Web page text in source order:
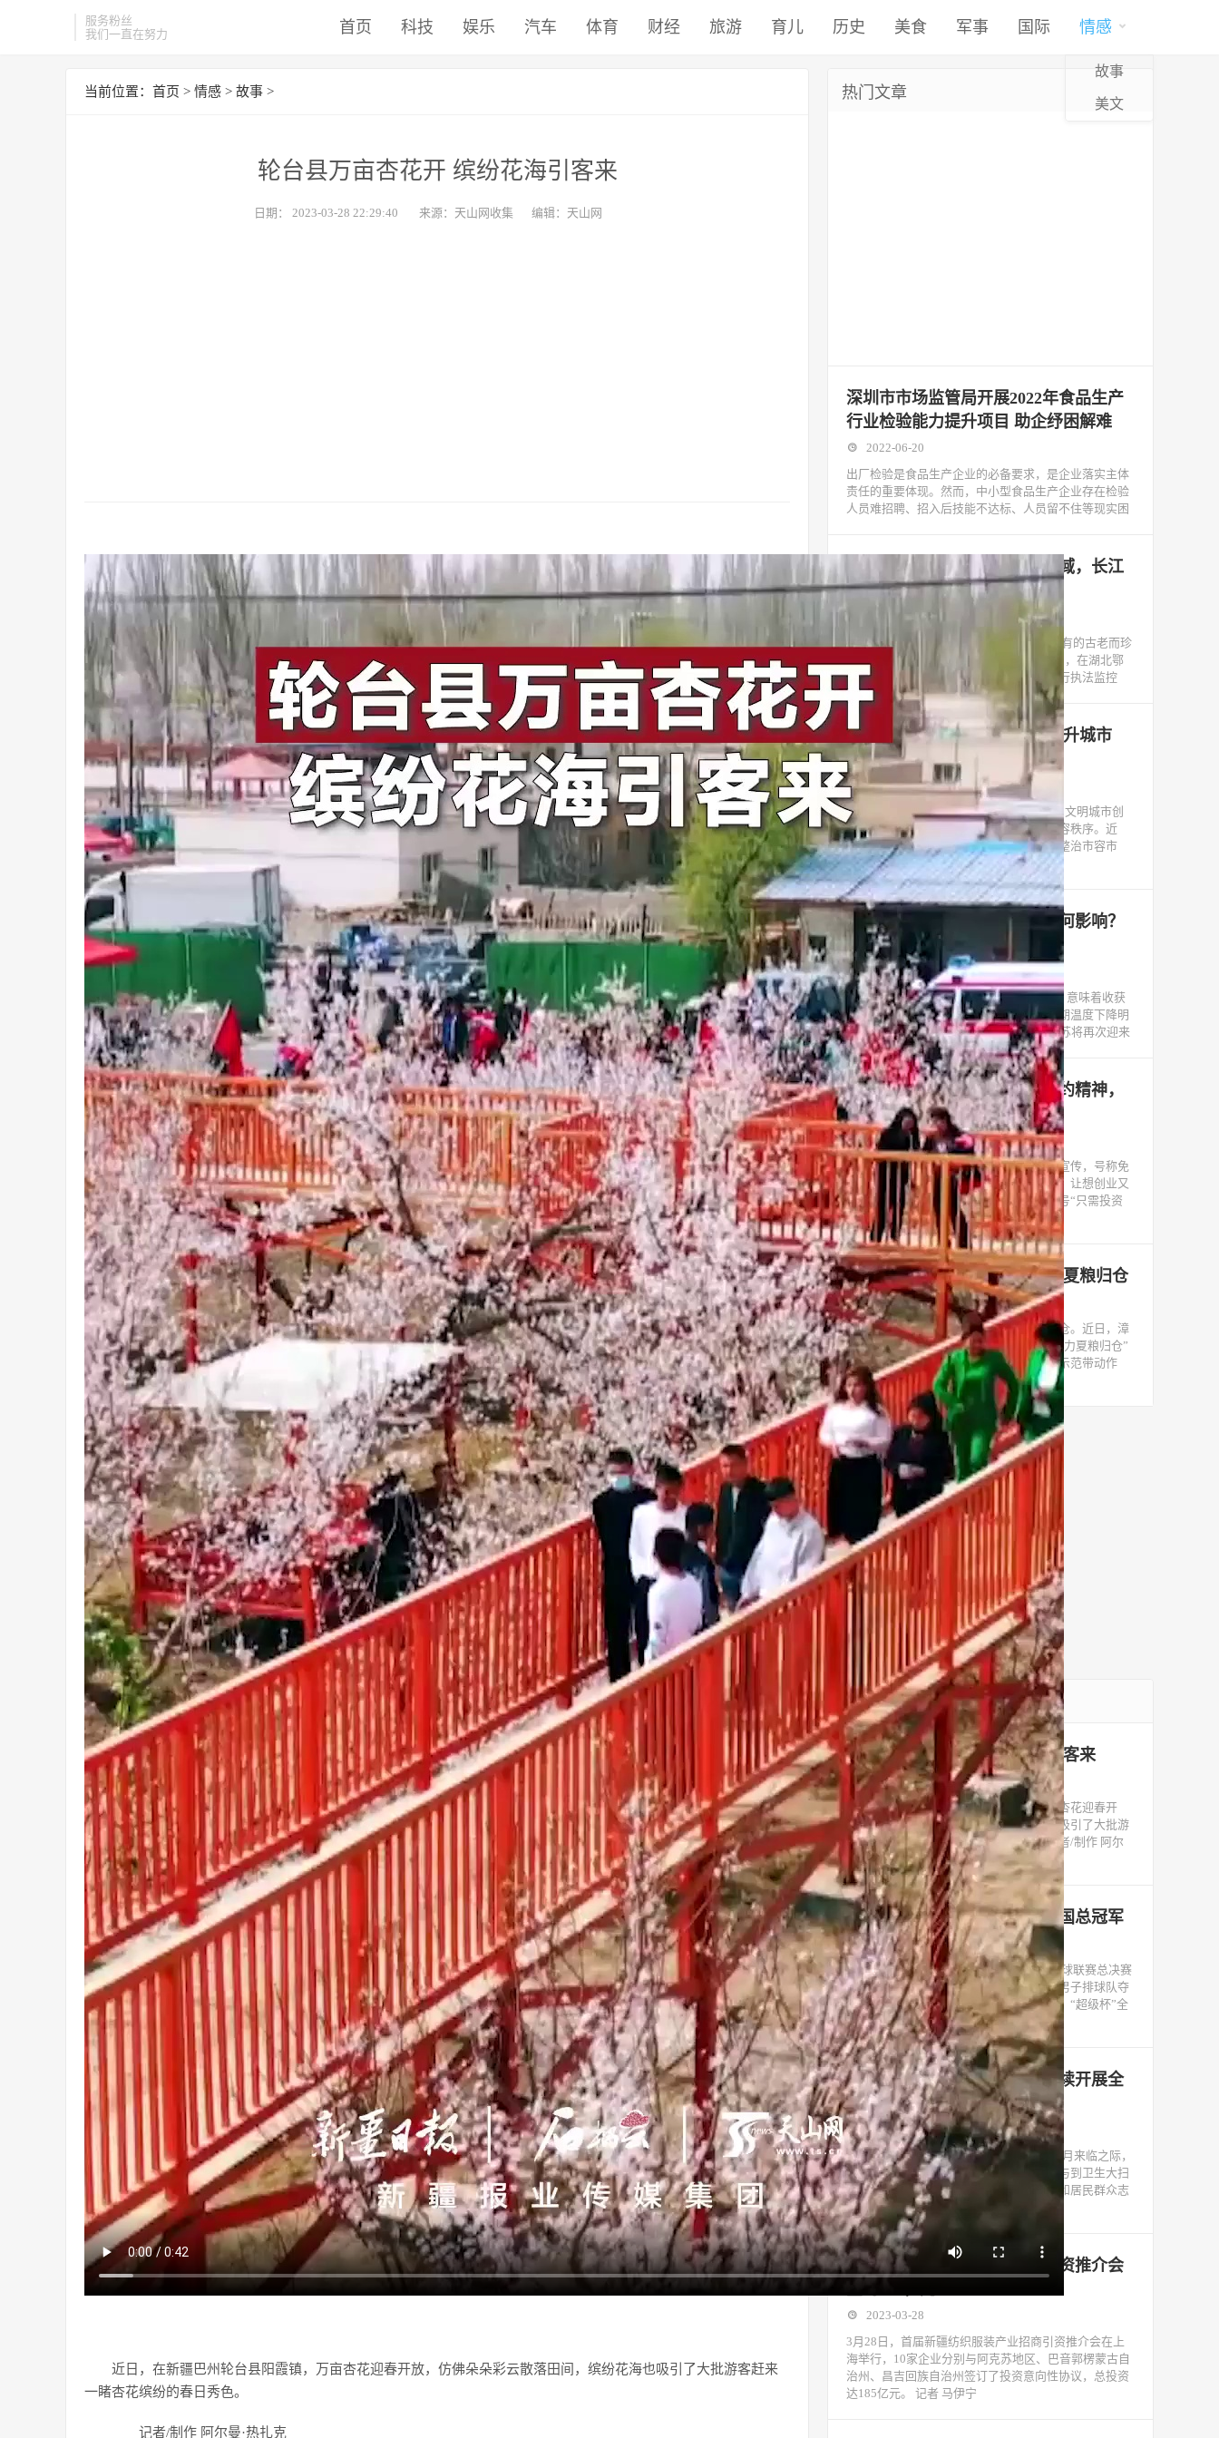
服务粉丝
我们一直在努力
首页 科技 娱乐 汽车 体育 财经 旅游 育儿 历史 美食 军事 国际 情感
故事
美文
当前位置： 首页 > 情感 > 故事 >
轮台县万亩杏花开 缤纷花海引客来
日期： 2023-03-28 22:29:40 来源：天山网收集 编辑：天山网
近日，在新疆巴州轮台县阳霞镇，万亩杏花迎春开放，仿佛朵朵彩云散落田间，缤纷花海也吸引了大批游客赶来
一睹杏花缤纷的春日秀色。
记者/制作 阿尔曼·热扎克
热门文章
深圳市市场监管局开展2022年食品生产
行业检验能力提升项目 助企纾困解难
2022-06-20
出厂检验是食品生产企业的必备要求，是企业落实主体
责任的重要体现。然而，中小型食品生产企业存在检验
人员难招聘、招入后技能不达标、人员留不住等现实困
“水中大熊猫”再现禁捕重点水域，长江
鄂州段出现多只江豚
极目新闻记者 马浩然长江江豚，是长江特有的古老而珍
稀的物种，被称为“水中大熊猫”。7月22日，在湖北鄂
州市长江禁捕重点水域可视化监控系统进行执法监控
延吉市城管局整治市容市貌 提升城市
“颜值”
2022-08-17
为迎接延边朝鲜族自治州成立70周年, 巩固文明城市创
建成果，营造整洁、文明、有序的城市市容秩序。近
日，延吉市城市管理行政执法局重拳出击整治市容市
貌，对
今年的高温对河蟹养殖究竟有何影响？
江苏气象发布“品蟹地图”
2022-09-22
北京时间9月23日9时4分将迎来秋分节气，意味着收获
满满、瓜果飘香的金秋季节已经来临。近期温度下降明
显，已能感受到秋的凉意。22日夜里起江苏将再次迎来
七天乐购商城联盟全然不顾契约精神，
单方撕毁合同条款
2018-08-03
七天乐购商城联盟利用网络大肆进行虚假宣传，号称免
费货源、免费物流、免费服务、免费培训，让想创业又
没有经验的人不得不信以为真，其宣传口号“只需投资
8800，终生事业拿回
甘肃漳县：干部情撒麦田 助力夏粮归仓
2022-07-25
炎炎夏日，农事繁忙；麦穗飘香，颗粒归仓。近日，漳
县马泉乡工会组织开展“干部情撒麦田，助力夏粮归仓”
志愿服务行动，切实发挥广大干部职工的示范带动作
用，扎实细
最新文章
轮台县万亩杏花开 缤纷花海引客来
2023-03-28
近日，在新疆巴州轮台县阳霞镇，万亩杏花迎春开
放，仿佛朵朵彩云散落田间，缤纷花海也吸引了大批游
客赶来一睹杏花缤纷的春日秀色。 记者/制作 阿尔
曼·热扎克 素材来源 巴
南华大学获全国气排球联赛全国总冠军
2023-03-28
近日，2022—2023年度“超级杯”全国气排球联赛总决赛
在内蒙古乌兰察布闭幕，南华大学高水平男子排球队夺
冠，获得男子大学组全国总冠军。据了解，“超级杯”全
国气排球联赛起源于20
共建美丽宜居环境丨新津区持续开展全
员卫生大扫除活动
2023-03-28
本报讯（记者 白华宇）在第35个爱国卫生月来临之际，
新津区持续组织全区各单位、各镇街道参与到卫生大扫
除活动中，进一步发动党员干部、志愿者和居民群众志
愿参与大扫除活动，共同营
首届新疆纺织服装产业招商引资推介会
签约185亿元
2023-03-28
3月28日，首届新疆纺织服装产业招商引资推介会在上
海举行，10家企业分别与阿克苏地区、巴音郭楞蒙古自
治州、昌吉回族自治州签订了投资意向性协议，总投资
达185亿元。 记者 马伊宁